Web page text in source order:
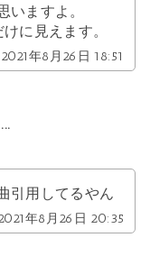
いますよ。
に見えます。
2021年8月26日 18:51
引用してるやん
年8月26日 20:35